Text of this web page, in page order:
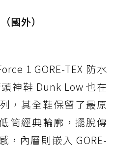
國外）
1 GORE-TEX 防水
神鞋 Dunk Low 也在
，其全鞋保留了最原
筒經典輪廓，擺脫傳
，內層則嵌入 GORE-